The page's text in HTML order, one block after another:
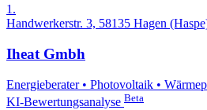
1.
Handwerkerstr. 3, 58135 Hagen
Iheat Gmbh
Energieberater • Photovoltaik •
KI-Bewertungsanalyse Beta